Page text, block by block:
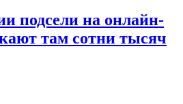
подсели на онлайн-
там сотни тысяч